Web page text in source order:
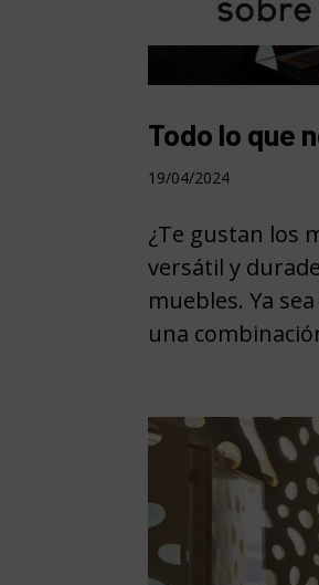
Todo lo que
19/04/2024
¿Te gustan los
versátil y
muebles. Ya
una